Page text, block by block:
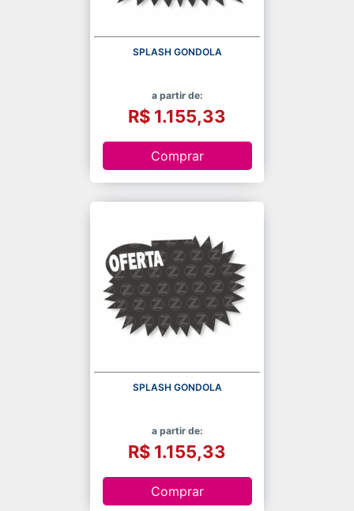
SPLASH GONDOLA
a partir de:
R$ 1.155,33
Comprar
SPLASH GONDOLA
a partir de:
R$ 1.155,33
Comprar